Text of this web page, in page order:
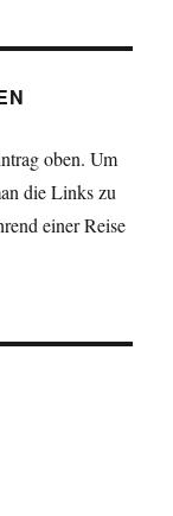
oben. Um
die Links zu
einer Reise